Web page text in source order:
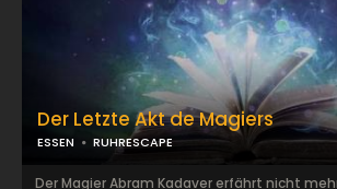
Der Letzte Akt de Magiers
ESSEN RUHRESCAPE
Der Magier Abram Kadaver erfährt nicht